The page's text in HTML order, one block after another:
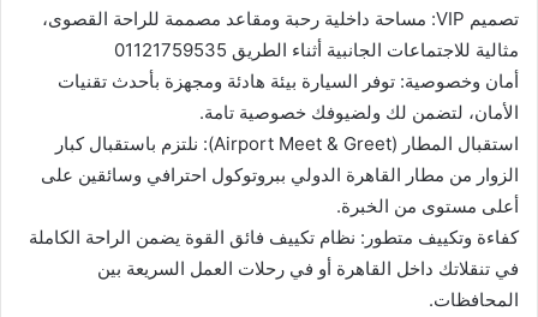
تصميم VIP: مساحة داخلية رحبة ومقاعد مصممة للراحة القصوى،
مثالية للاجتماعات الجانبية أثناء الطريق 01121759535
أمان وخصوصية: توفر السيارة بيئة هادئة ومجهزة بأحدث تقنيات
الأمان، لتضمن لك ولضيوفك خصوصية تامة.
استقبال المطار (Airport Meet & Greet): نلتزم باستقبال كبار
الزوار من مطار القاهرة الدولي ببروتوكول احترافي وسائقين على
أعلى مستوى من الخبرة.
كفاءة وتكييف متطور: نظام تكييف فائق القوة يضمن الراحة الكاملة
في تنقلاتك داخل القاهرة أو في رحلات العمل السريعة بين
المحافظات.